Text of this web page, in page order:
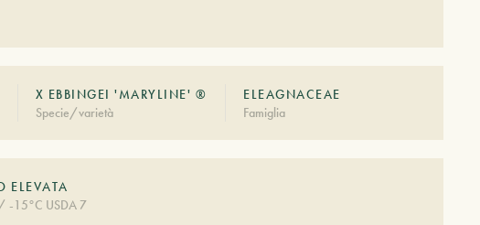
X EBBINGEI 'MARYLINE' ®
Specie/varietà
ELEAGNACEAE
Famiglia
ELEVATA
-15°C USDA 7